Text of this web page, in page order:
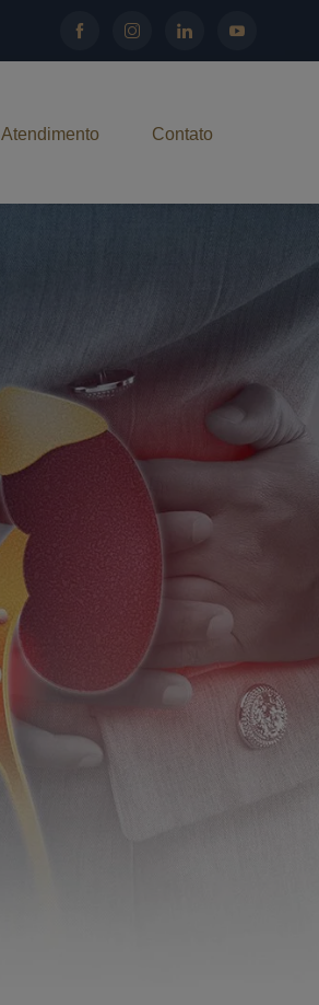
Atendimento Contato